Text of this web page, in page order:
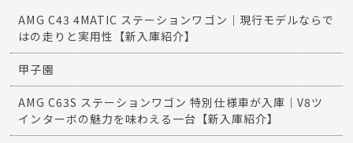
AMG C43 4MATIC ステーションワゴン｜現行モデルならで
はの走りと実用性【新入庫紹介】
甲子園
AMG C63S ステーションワゴン 特別仕様車が入庫｜V8ツ
インターボの魅力を味わえる一台【新入庫紹介】